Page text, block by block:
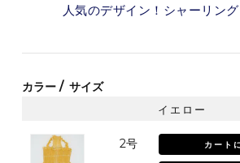
人気のデザイン！シャーリン
カラー サイズ
イエロー
2号 カート